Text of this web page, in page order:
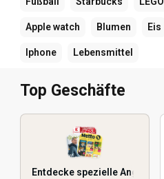
Apple watch Blumen Eis
Iphone Lebensmittel
Top Geschäfte
Entdecke spezielle Angebote